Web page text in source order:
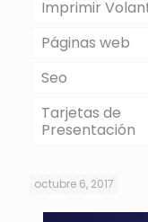
Imprimir
Páginas web
Seo
Tarjetas de
Presentación
octubre 6, 2017